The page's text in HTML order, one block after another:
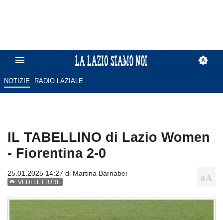
NOTIZIE RADIO LAZIALE
IL TABELLINO di Lazio Women
- Fiorentina 2-0
25.01.2025 14:27 di Martina Barnabei
VEDI LETTURE